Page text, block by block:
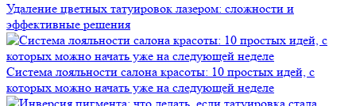
Удаление цветных татуировок лазером: сложности и
эффективные решения
Система лояльности салона красоты: 10 простых идей, с
которых можно начать уже на следующей неделе